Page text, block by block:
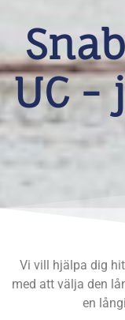
UC -
Vi vill hjälpa dig
med att välja den
en